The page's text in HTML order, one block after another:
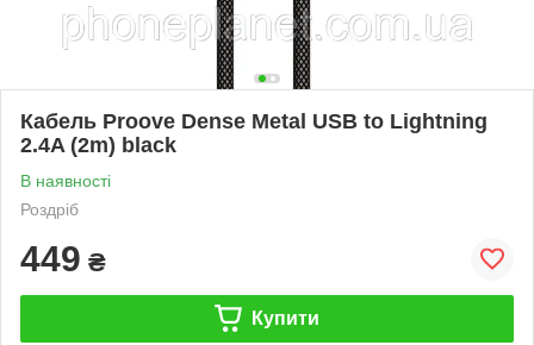
Кабель Proove Dense Metal USB to Lightning
2.4A (2m) black
В наявності
Роздріб
449 ₴
Купити